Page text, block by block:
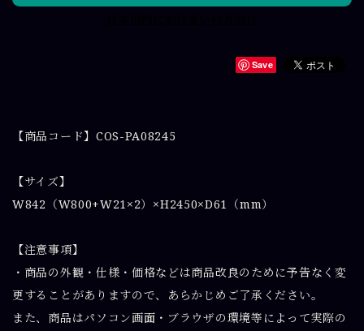
Save
【商品コード】COS-PA08245
【サイズ】
W842（W800+W21×2）×H2450×D61（mm）
【注意事項】
・商品の外観・仕様・価格などは商品改良のために予告なく変
更することがありますので、あらかじめご了承ください。
また、商品はパソコン画面・ブラウザの環境等によって実際の